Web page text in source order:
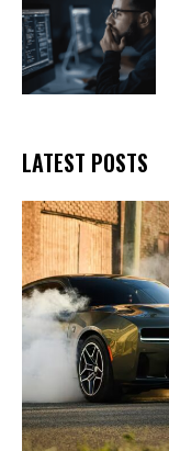
LATEST POSTS